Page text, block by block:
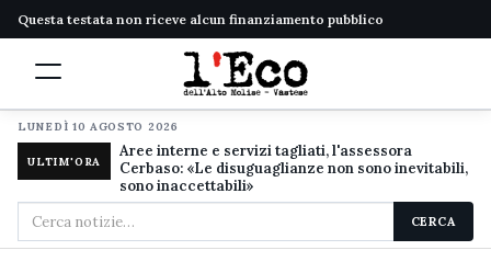
Questa testata non riceve alcun finanziamento pubblico
LUNEDÌ 10 AGOSTO 2026
ULTIM'ORA
Aree interne e servizi tagliati, l'assessora
Cerbaso: «Le disuguaglianze non sono inevitabili,
sono inaccettabili»
Cerca
nel
CERCA